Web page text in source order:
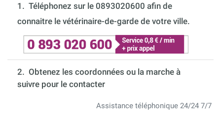
1. Téléphonez sur le 0893020600 afin de
connaitre le vétérinaire-de-garde de votre ville.
2. Obtenez les coordonnées ou la marche à
suivre pour le contacter
Assistance téléphonique 24/24 7/7